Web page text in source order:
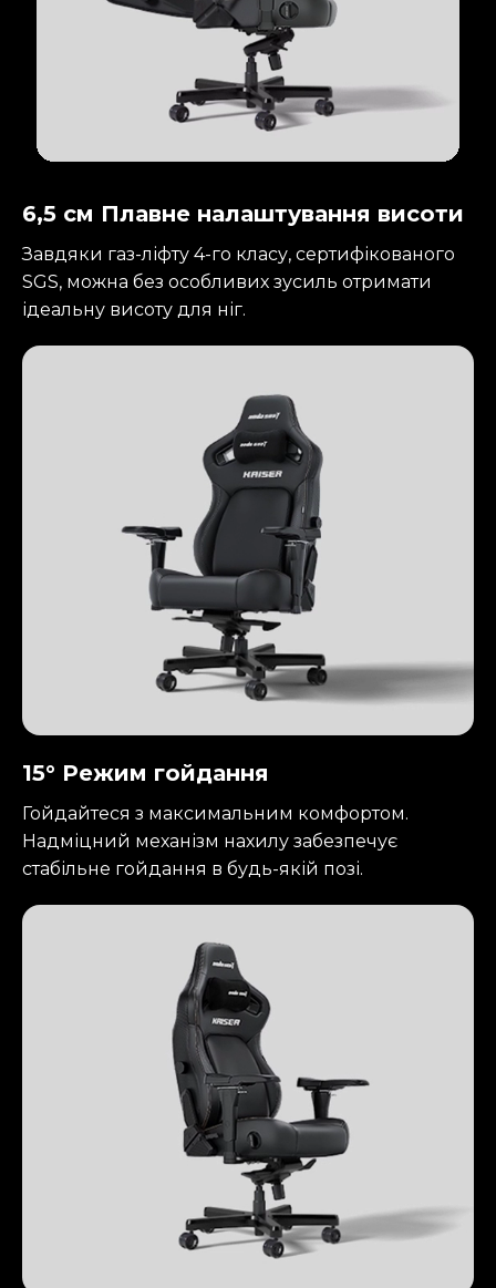
6,5 см Плавне налаштування висоти
Завдяки газ-ліфту 4-го класу, сертифікованого
SGS, можна без особливих зусиль отримати
ідеальну висоту для ніг.
15° Режим гойдання
Гойдайтеся з максимальним комфортом.
Надміцний механізм нахилу забезпечує
стабільне гойдання в будь-якій позі.